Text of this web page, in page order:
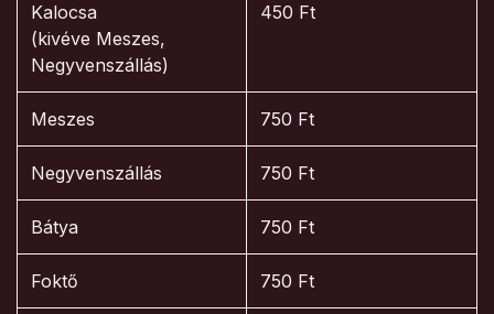
Kalocsa
(kivéve Meszes,
Negyvenszállás)
450 Ft
Meszes 750 Ft
Negyvenszállás 750 Ft
Bátya 750 Ft
Foktő 750 Ft